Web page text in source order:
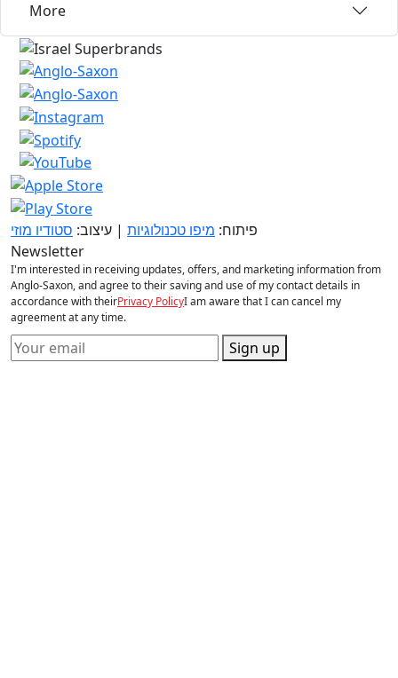
More
פיתוח: מיפו טכנולוגיות | עיצוב: סטודיו מוזי
Newsletter
I'm interested in receiving updates, offers, and marketing information from
Anglo-Saxon, and agree to their saving and use of my contact details in
accordance with theirPrivacy PolicyI am aware that I can cancel my
agreement at any time.
Sign up